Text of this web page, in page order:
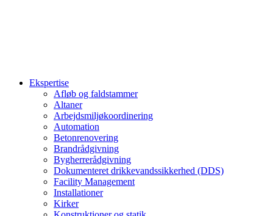
Ekspertise
Afløb og faldstammer
Altaner
Arbejdsmiljøkoordinering
Automation
Betonrenovering
Brandrådgivning
Bygherrerådgivning
Dokumenteret drikkevandssikkerhed (DDS)
Facility Management
Installationer
Kirker